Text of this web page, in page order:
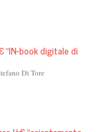
book digitale di
Di Tore